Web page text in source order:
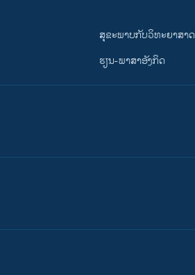
ສຸຂະພາບກັບວິທະຍາສາດ
ຮຽນ-ພາສາອັງກິດ